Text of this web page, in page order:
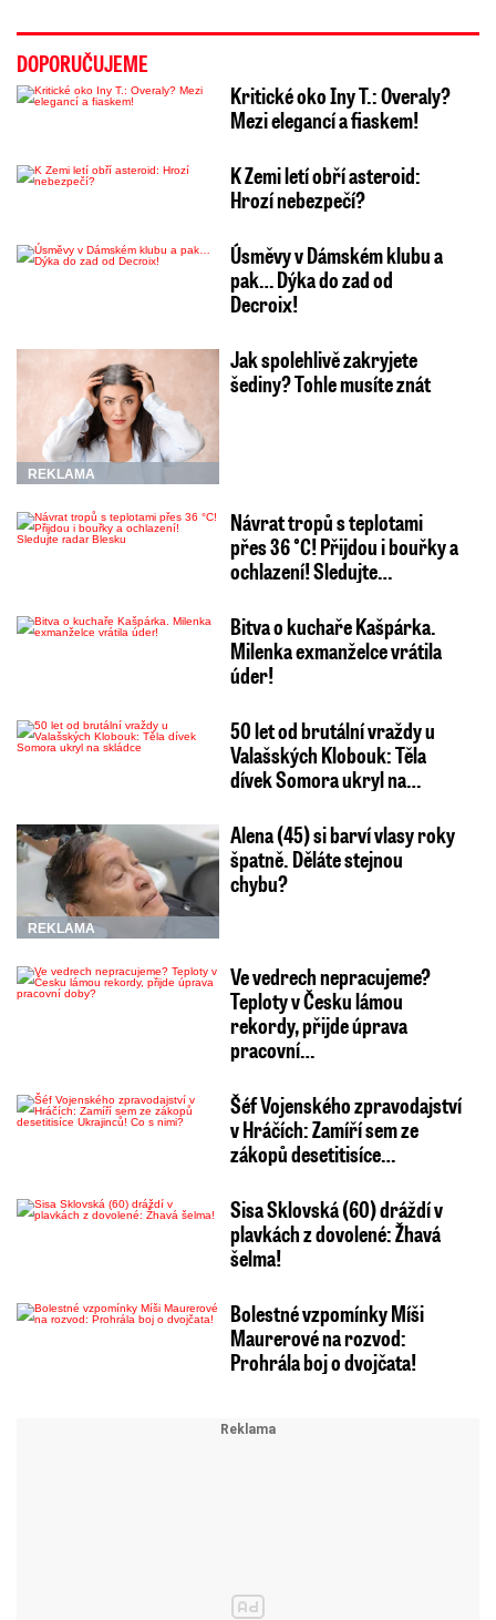
DOPORUČUJEME
Kritické oko Iny T.: Overaly?
Mezi elegancí a fiaskem!
K Zemi letí obří asteroid:
Hrozí nebezpečí?
Úsměvy v Dámském klubu a
pak… Dýka do zad od
Decroix!
REKLAMA
Jak spolehlivě zakryjete
šediny? Tohle musíte znát
Návrat tropů s teplotami
přes 36 °C! Přijdou i bouřky a
ochlazení! Sledujte…
Bitva o kuchaře Kašpárka.
Milenka exmanželce vrátila
úder!
50 let od brutální vraždy u
Valašských Klobouk: Těla
dívek Somora ukryl na…
REKLAMA
Alena (45) si barví vlasy roky
špatně. Děláte stejnou
chybu?
Ve vedrech nepracujeme?
Teploty v Česku lámou
rekordy, přijde úprava
pracovní…
Šéf Vojenského zpravodajství
v Hráčích: Zamíří sem ze
zákopů desetitisíce…
Sisa Sklovská (60) dráždí v
plavkách z dovolené: Žhavá
šelma!
Bolestné vzpomínky Míši
Maurerové na rozvod:
Prohrála boj o dvojčata!